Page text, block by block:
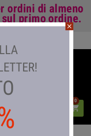
ordini di almeno
sul primo ordine.

0
close